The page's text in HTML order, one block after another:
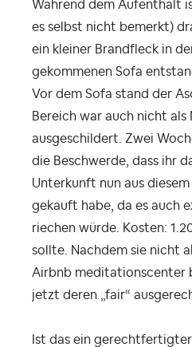
Während dem Aufenthalt
es selbst nicht bemerkt)
ein kleiner Brandfleck in
gekommenen Sofa
Vor dem Sofa stand der
Bereich war auch nicht
ausgeschildert. Zwei
die Beschwerde, dass ihr
Unterkunft nun aus
gekauft habe, da es auch
riechen würde. Kosten:
sollte. Nachdem sie nicht
Airbnb meditationscenter
jetzt deren „fair“
Ist das ein